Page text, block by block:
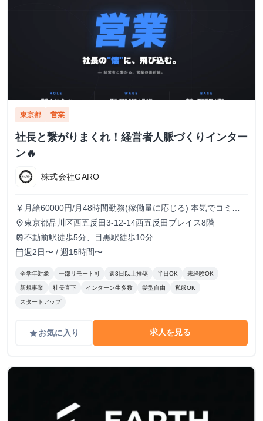
東京都 営業
社長と繋がりまくれ！経営者人脈づくりインター
ン🔥
株式会社GARO
currency_yen 月給60000円/月48時間勤務(稼働量に応じる) 本気でコミッ
トすれば、学生でも圧倒的な実績と報酬を得られる環境で
す！
place東京都品川区西五反田3-12-14西五反田プレイス8階
train不動前駅徒歩5分、目黒駅徒歩10分
calendar_today週2日〜 / 週15時間〜
全学年対象 一部リモート可 週3日以上推奨 半日OK 未経験OK
新規事業 社長直下 インターン生多数 髪型自由 私服OK
スタートアップ
gradeお気に入り 求人を見る